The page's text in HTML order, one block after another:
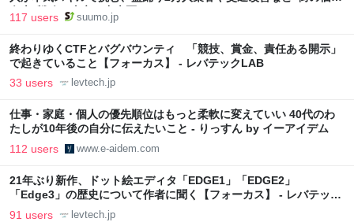
向上”戦略 東京・中央区
117 users suumo.jp
終わりゆくCTFとバグバウンティ 「競技、賞金、責任ある開示」
で起きていること【フォーカス】 - レバテックLAB
33 users levtech.jp
仕事・家庭・個人の優先順位はもっと柔軟に変えていい 40代のわ
たしが10年後の自分に伝えたいこと - りっすん by イーアイデム
112 users www.e-aidem.com
21年ぶり新作、ドット絵エディタ「EDGE1」「EDGE2」
「Edge3」の歴史について作者に聞く【フォーカス】 - レバテック
LAB
91 users levtech.jp